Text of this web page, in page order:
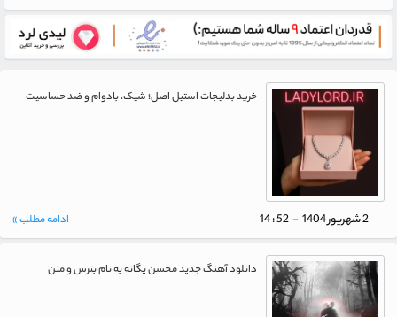
خرید بدلیجات استیل اصل؛ شیک، بادوام و ضد حساسیت
2 شهريور 1404 - 52 : 14 ادامه مطلب »
دانلود آهنگ جدید محسن یگانه به نام بترس و متن